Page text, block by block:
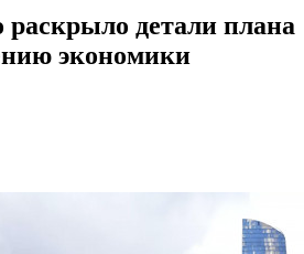
раскрыло детали плана
экономики